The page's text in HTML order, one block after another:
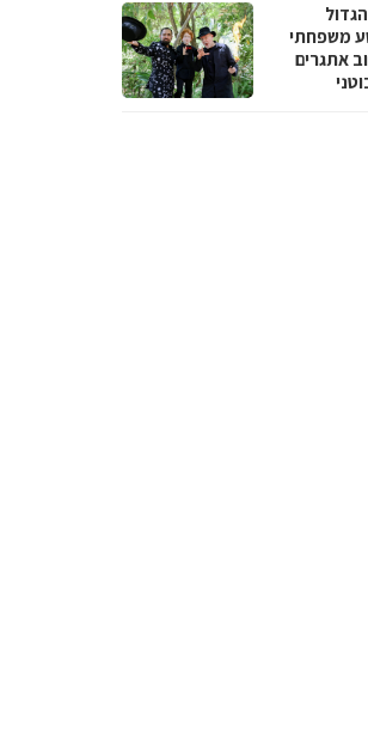
משפחתי
אתגרים